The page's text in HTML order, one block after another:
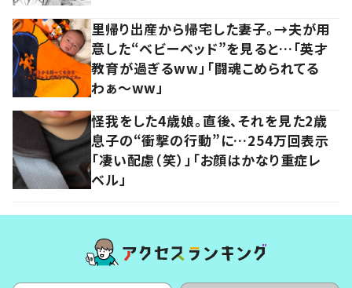
里帰り出産から帰宅した妻子。→夫が用
意した“ベビーベッド”を見ると…「英才
教育が過ぎるww」「闘魂こめられてる
わぁ～ww」
怪我をした4歳娘。直後、それを見た2歳
息子の“衝撃の行動”に…254万回表示
「凄い配慮（笑）」「お顔はかなり重症レ
ベル」